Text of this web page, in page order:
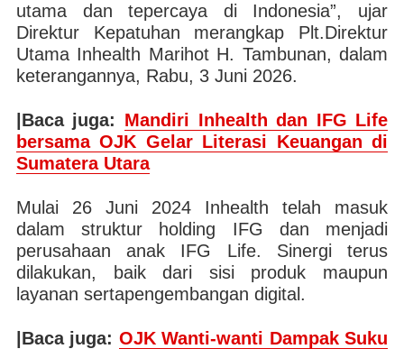
utama dan tepercaya di Indonesia”, ujar
Direktur Kepatuhan merangkap Plt.Direktur
Utama Inhealth Marihot H. Tambunan, dalam
keterangannya, Rabu, 3 Juni 2026.
|Baca juga: Mandiri Inhealth dan IFG Life
bersama OJK Gelar Literasi Keuangan di
Sumatera Utara
Mulai 26 Juni 2024 Inhealth telah masuk
dalam struktur holding IFG dan menjadi
perusahaan anak IFG Life. Sinergi terus
dilakukan, baik dari sisi produk maupun
layanan sertapengembangan digital.
|Baca juga: OJK Wanti-wanti Dampak Suku